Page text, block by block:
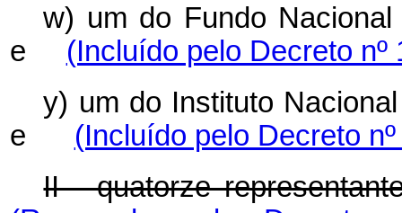
w) um do Fundo
e (Incluído pelo Decreto nº
y) um do Instituto
e (Incluído pelo Decreto
II - quatorze